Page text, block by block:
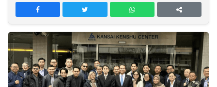
INDONESIA
Partner
Insight
NTB
Suara
Time
Lens
IDN
Daily
Jogja
Jalan
Rakyat
Idealita
News
Kita
Notice
Dinamikapost.com
Radar
Baru
Seedbacklink